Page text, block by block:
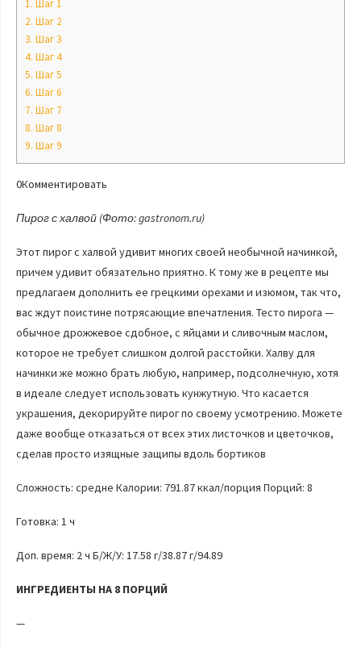
1. Шаг 1
2. Шаг 2
3. Шаг 3
4. Шаг 4
5. Шаг 5
6. Шаг 6
7. Шаг 7
8. Шаг 8
9. Шаг 9
0Комментировать
Пирог с халвой (Фото: gastronom.ru)
Этот пирог с халвой удивит многих своей необычной начинкой,
причем удивит обязательно приятно. К тому же в рецепте мы
предлагаем дополнить ее грецкими орехами и изюмом, так что,
вас ждут поистине потрясающие впечатления. Тесто пирога —
обычное дрожжевое сдобное, с яйцами и сливочным маслом,
которое не требует слишком долгой расстойки. Халву для
начинки же можно брать любую, например, подсолнечную, хотя
в идеале следует использовать кунжутную. Что касается
украшения, декорируйте пирог по своему усмотрению. Можете
даже вообще отказаться от всех этих листочков и цветочков,
сделав просто изящные защипы вдоль бортиков
Сложность: средне Калории: 791.87 ккал/порция Порций: 8
Готовка: 1 ч
Доп. время: 2 ч Б/Ж/У: 17.58 г/38.87 г/94.89
ИНГРЕДИЕНТЫ НА 8 ПОРЦИЙ
—